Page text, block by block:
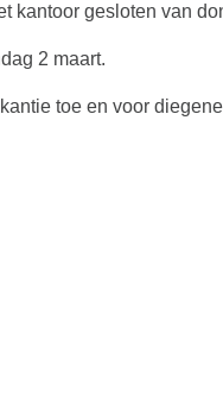
kantoor gesloten van
2 maart.
toe en voor